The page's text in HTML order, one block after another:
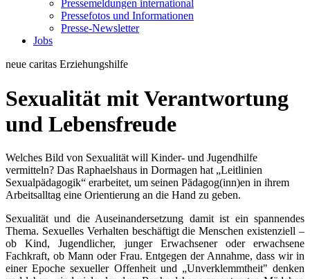
Pressemeldungen international
Pressefotos und Informationen
Presse-Newsletter
Jobs
neue caritas Erziehungshilfe
Sexualität mit Verantwortung
und Lebensfreude
Welches Bild von Sexualität will Kinder- und Jugendhilfe
vermitteln? Das Raphaelshaus in Dormagen hat „Leitlinien
Sexualpädagogik“ erarbeitet, um seinen Pädagog(inn)en in ihrem
Arbeitsalltag eine Orientierung an die Hand zu geben.
Sexualität und die Auseinandersetzung damit ist ein spannendes
Thema. Sexuelles Verhalten beschäftigt die Menschen existenziell –
ob Kind, Jugendlicher, junger Erwachsener oder erwachsene
Fachkraft, ob Mann oder Frau. Entgegen der Annahme, dass wir in
einer Epoche sexueller Offenheit und „Unverklemmtheit" denken